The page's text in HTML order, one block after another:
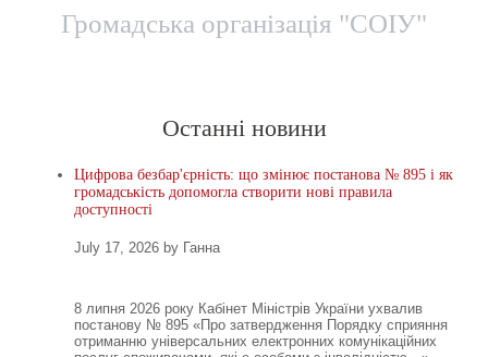
Громадська організація "СОІУ"
Останні новини
Цифрова безбар'єрність: що змінює постанова № 895 і як
громадськість допомогла створити нові правила
доступності
July 17, 2026 by Ганна
8 липня 2026 року Кабінет Міністрів України ухвалив
постанову № 895 «Про затвердження Порядку сприяння
отриманню універсальних електронних комунікаційних